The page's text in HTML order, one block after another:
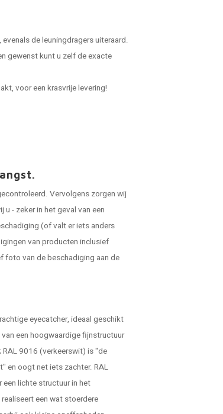
de leuningdragers uiteraard.
gewenst kunt u zelf de exacte
voor een krasvrije levering!
Vervolgens zorgen wij
- zeker in het geval van een
(of valt er iets anders
van producten inclusief
foto van de beschadiging aan de
eyecatcher, ideaal geschikt
een hoogwaardige fijnstructuur
9016 (verkeerswit) is "de
en oogt net iets zachter. RAL
lichte structuur in het
een wat stoerdere